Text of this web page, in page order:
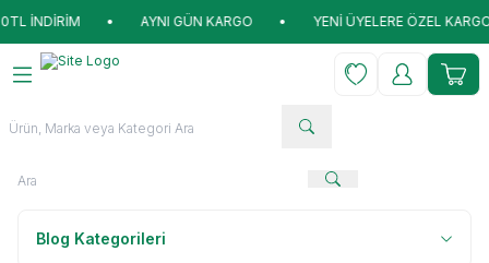
• AYNI GÜN KARGO • YENİ ÜYELERE ÖZEL KARGO
FavorilerimHesabım
Blog Kategorileri